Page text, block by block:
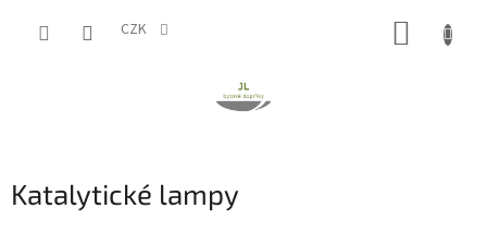
CZK
Katalytické lampy